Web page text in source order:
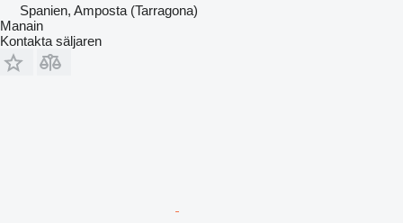
Spanien, Amposta (Tarragona)
Manain
Kontakta säljaren